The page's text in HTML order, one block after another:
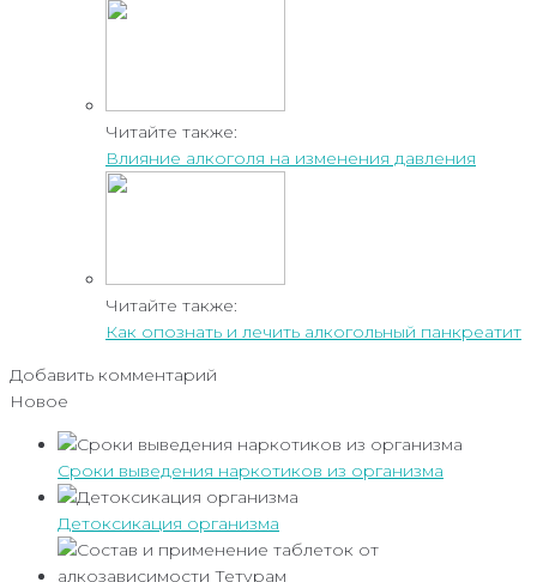
Читайте также:
Влияние алкоголя на изменения давления
Читайте также:
Как опознать и лечить алкогольный панкреатит
Добавить комментарий
Новое
Сроки выведения наркотиков из организма
Детоксикация организма